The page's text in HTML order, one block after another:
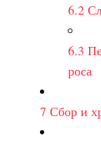
6.2
6.3
роса
7 Сбор и